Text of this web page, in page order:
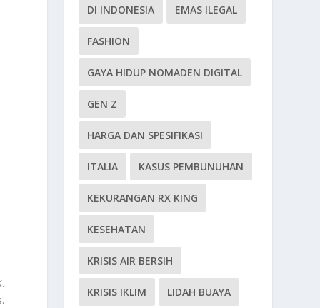
DI INDONESIA EMAS ILEGAL
FASHION
GAYA HIDUP NOMADEN DIGITAL
GEN Z
HARGA DAN SPESIFIKASI
ITALIA KASUS PEMBUNUHAN
KEKURANGAN RX KING
KESEHATAN
KRISIS AIR BERSIH
KRISIS IKLIM LIDAH BUAYA